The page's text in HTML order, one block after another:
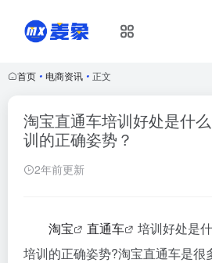
首页 • 电商资讯 • 正文
淘宝直通车培训好处是什
训的正确姿势？
2年前更新
淘宝 直通车 培训好处是
培训的正确姿势?淘宝直通车是很